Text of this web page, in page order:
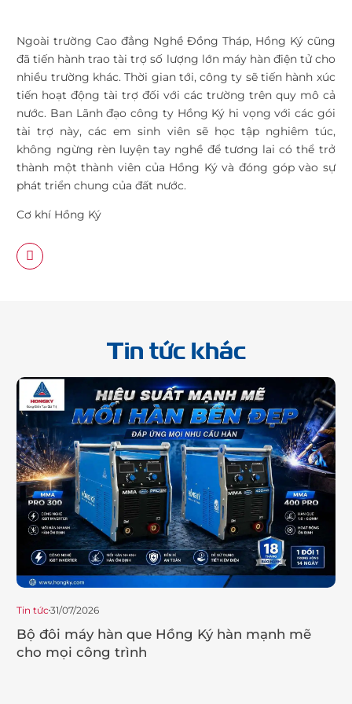
Ngoài trường Cao đẳng Nghề Đồng Tháp, Hồng Ký cũng
đã tiến hành trao tài trợ số lượng lớn máy hàn điện tử cho
nhiều trường khác. Thời gian tới, công ty sẽ tiến hành xúc
tiến hoạt động tài trợ đối với các trường trên quy mô cả
nước. Ban Lãnh đạo công ty Hồng Ký hi vọng với các gói
tài trợ này, các em sinh viên sẽ học tập nghiêm túc,
không ngừng rèn luyện tay nghề để tương lai có thể trở
thành một thành viên của Hồng Ký và đóng góp vào sự
phát triển chung của đất nước.
Cơ khí Hồng Ký
Tin tức khác
Tin tức31/07/2026
Bộ đôi máy hàn que Hồng Ký hàn mạnh mẽ
cho mọi công trình